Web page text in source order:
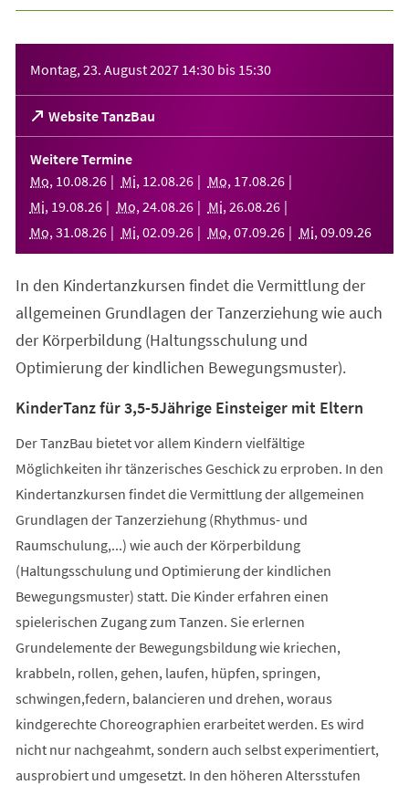
Montag, 23. August 2027 14:30 bis 15:30
Website TanzBau
(Öffnet
in
einem
neuen
Tab)
Weitere Termine
Mo, 10.08.26 Mi, 12.08.26 Mo, 17.08.26
Mi, 19.08.26 Mo, 24.08.26 Mi, 26.08.26
Mo, 31 .08.26 Mi, 02.09.26 Mo, 07.09.26 Mi, 09.09.26
In den Kindertanzkursen findet die Vermittlung der
allgemeinen Grundlagen der Tanzerziehung wie auch
der Körperbildung (Haltungsschulung und
Optimierung der kindlichen Bewegungsmuster).
KinderTanz für 3,5-5Jährige Einsteiger mit Eltern
Der TanzBau bietet vor allem Kindern vielfältige
Möglichkeiten ihr tänzerisches Geschick zu erproben. In den
Kindertanzkursen findet die Vermittlung der allgemeinen
Grundlagen der Tanzerziehung (Rhythmus- und
Raumschulung,...) wie auch der Körperbildung
(Haltungsschulung und Optimierung der kindlichen
Bewegungsmuster) statt. Die Kinder erfahren einen
spielerischen Zugang zum Tanzen. Sie erlernen
Grundelemente der Bewegungsbildung wie kriechen,
krabbeln, rollen, gehen, laufen, hüpfen, springen,
schwingen,federn, balancieren und drehen, woraus
kindgerechte Choreographien erarbeitet werden. Es wird
nicht nur nachgeahmt, sondern auch selbst experimentiert,
ausprobiert und umgesetzt. In den höheren Altersstufen